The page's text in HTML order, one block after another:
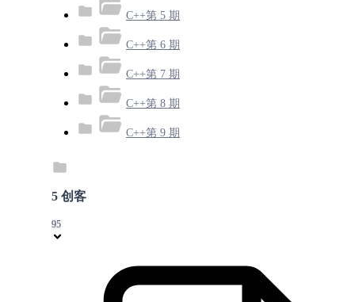
C++第 5 期
C++第 6 期
C++第 7 期
C++第 8 期
C++第 9 期
5 创客
95